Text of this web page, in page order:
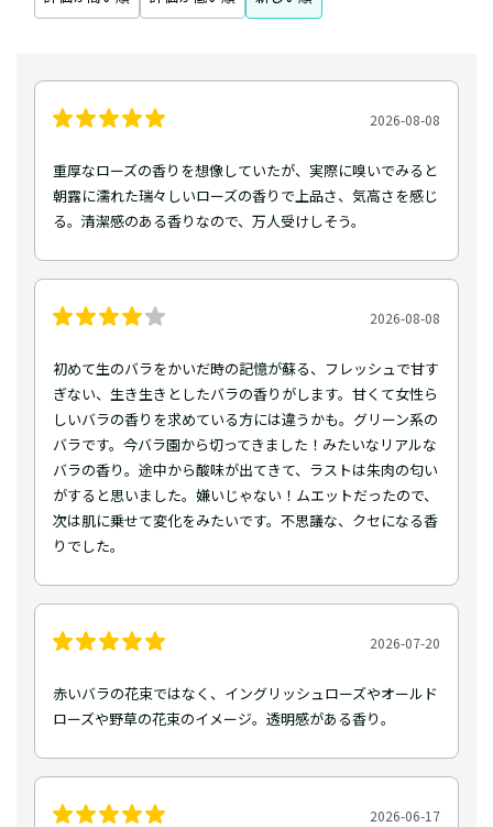
2026-08-08
重厚なローズの香りを想像していたが、実際に嗅いでみると
朝露に濡れた瑞々しいローズの香りで上品さ、気高さを感じ
る。清潔感のある香りなので、万人受けしそう。
2026-08-08
初めて生のバラをかいだ時の記憶が蘇る、フレッシュで甘す
ぎない、生き生きとしたバラの香りがします。甘くて女性ら
しいバラの香りを求めている方には違うかも。グリーン系の
バラです。今バラ園から切ってきました！みたいなリアルな
バラの香り。途中から酸味が出てきて、ラストは朱肉の匂い
がすると思いました。嫌いじゃない！ムエットだったので、
次は肌に乗せて変化をみたいです。不思議な、クセになる香
りでした。
2026-07-20
赤いバラの花束ではなく、イングリッシュローズやオールド
ローズや野草の花束のイメージ。透明感がある香り。
2026-06-17